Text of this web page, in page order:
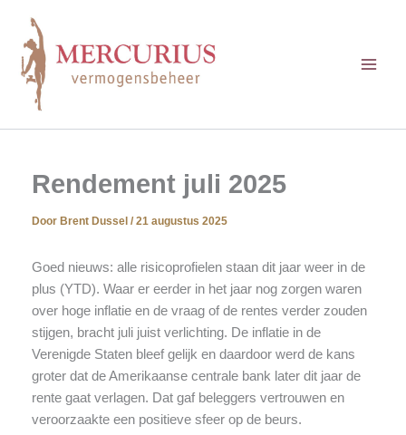
inhoud
Rendement juli 2025
Door Brent Dussel / 21 augustus 2025
Goed nieuws: alle risicoprofielen staan dit jaar weer in de
plus (YTD). Waar er eerder in het jaar nog zorgen waren
over hoge inflatie en de vraag of de rentes verder zouden
stijgen, bracht juli juist verlichting. De inflatie in de
Verenigde Staten bleef gelijk en daardoor werd de kans
groter dat de Amerikaanse centrale bank later dit jaar de
rente gaat verlagen. Dat gaf beleggers vertrouwen en
veroorzaakte een positieve sfeer op de beurs.